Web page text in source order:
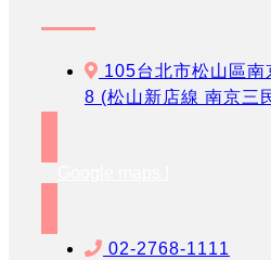
105台北市松山區
8 (松山新店線 南京三
02-2768-1111